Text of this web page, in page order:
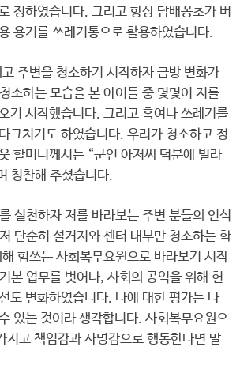
정하였습니다. 그리고 항상 담배꽁초가 버
용기를 쓰레기통으로 활용하였습니다.
주변을 청소하기 시작하자 금방 변화가
소하는 모습을 본 아이들 중 몇몇이 저를
기 시작했습니다. 그리고 혹여나 쓰레기를
그치기도 하였습니다. 우리가 청소하고 정
할머니께서는 “군인 아저씨 덕분에 빌라
칭찬해 주셨습니다.
실천하자 저를 바라보는 주변 분들의 인식
단순히 설거지와 센터 내부만 청소하는 학
힘쓰는 사회복무요원으로 바라보기 시작
본 업무를 벗어나, 사회의 공익을 위해 헌
도 변화하였습니다. 나에 대한 평가는 나
있는 것이라 생각합니다. 사회복무요원으
지고 책임감과 사명감으로 행동한다면 말